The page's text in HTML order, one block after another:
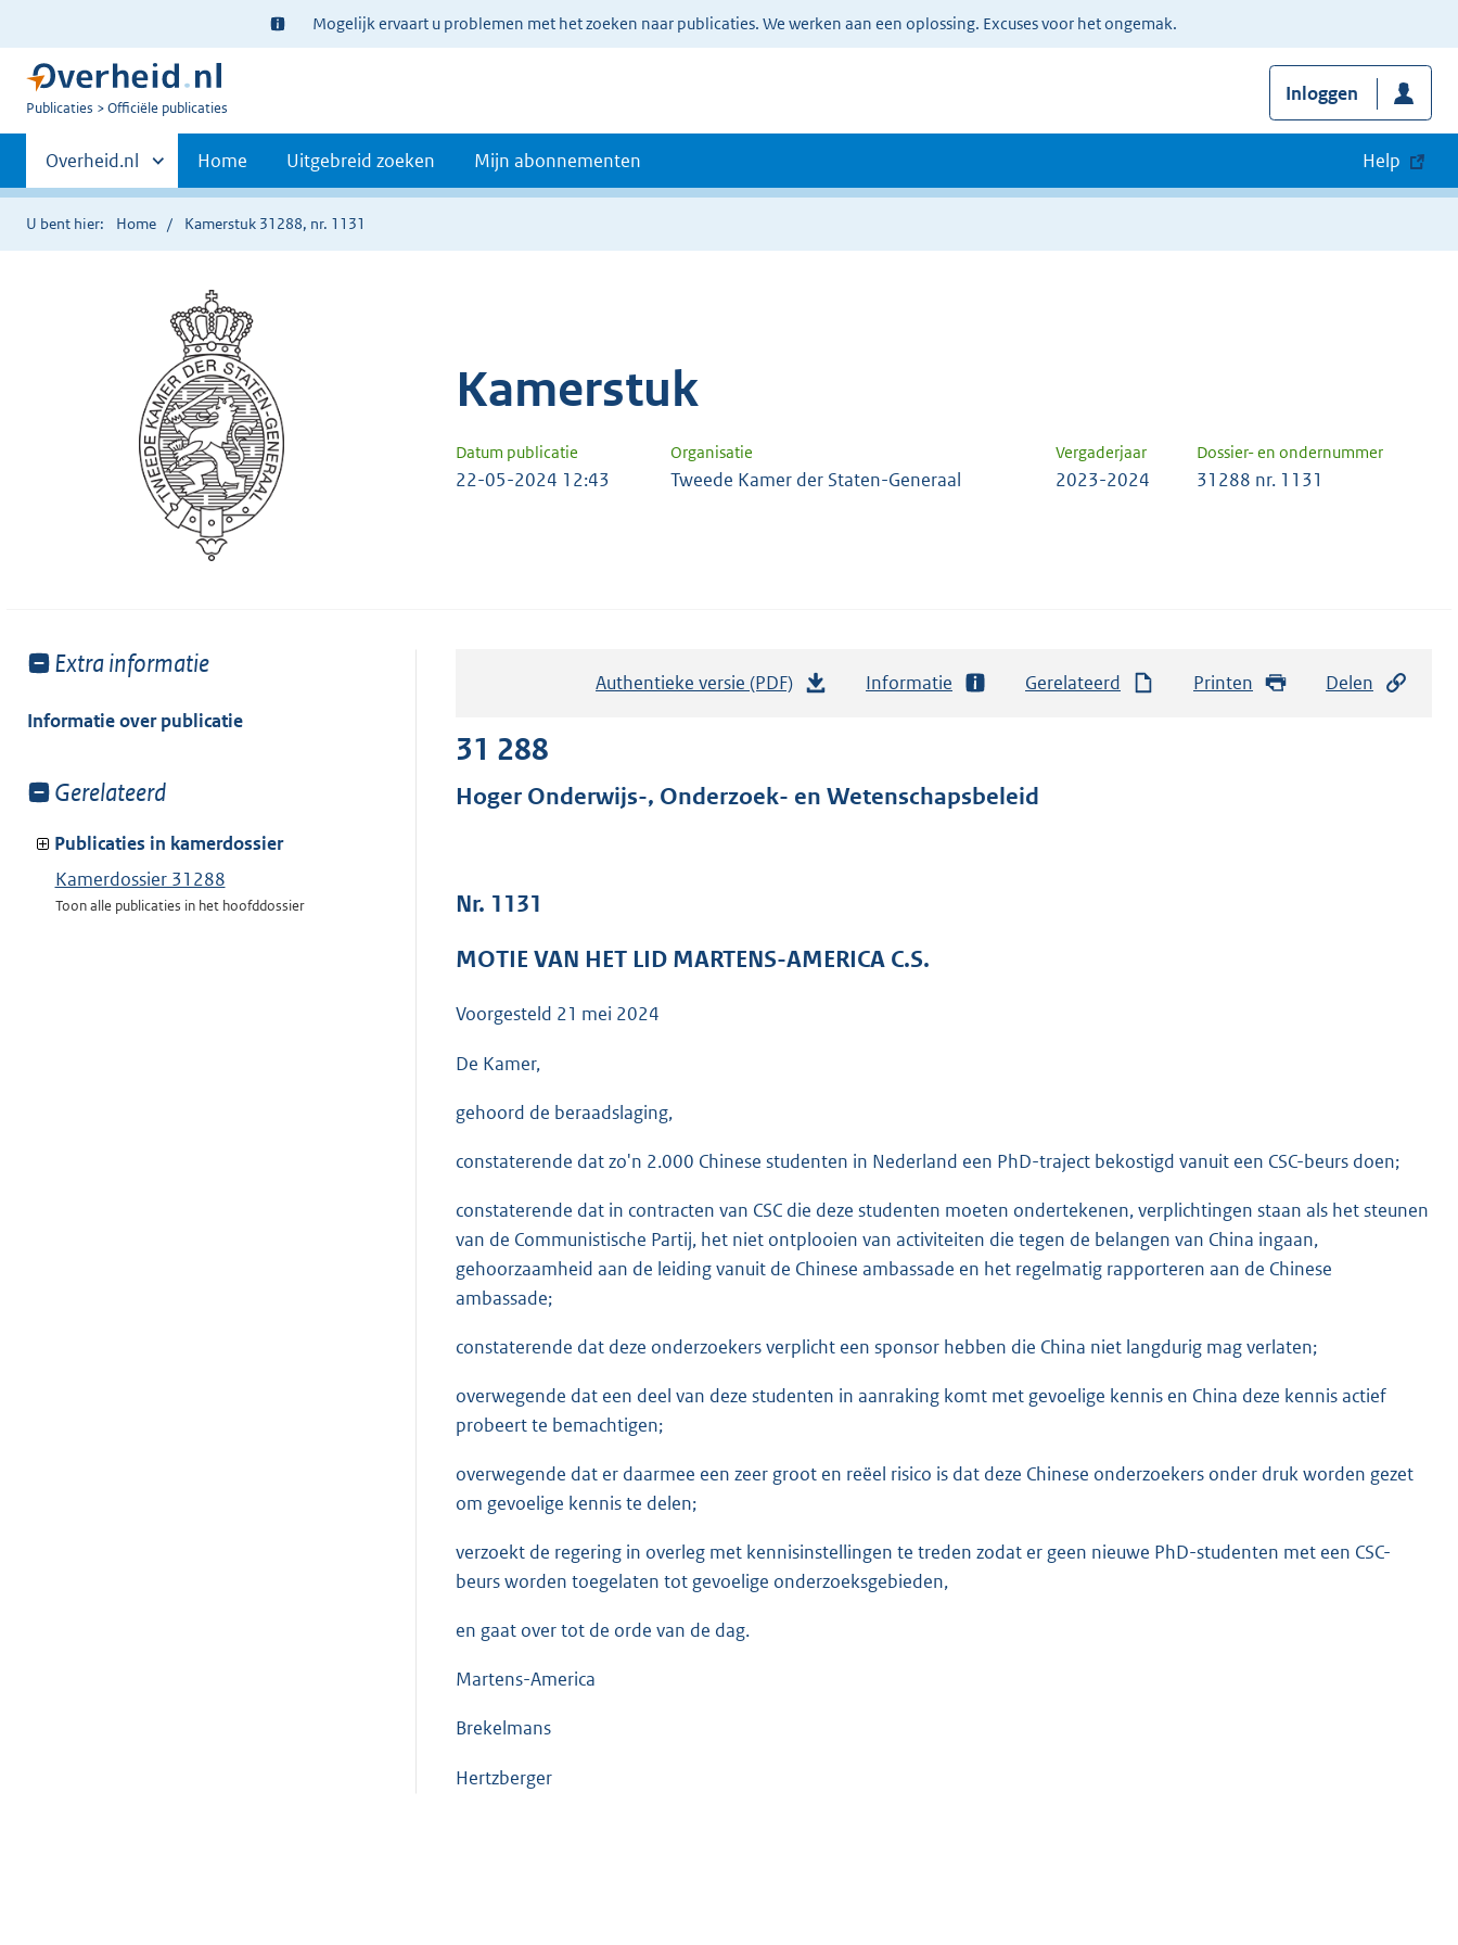
Ter
informatie:
Mogelijk ervaart u problemen met het zoeken naar publicaties. We werken aan een oplossing. Excuses voor het ongemak.
U
Publicaties Officiële publicaties
Inloggen
Primaire
navigatie
Andere
sites
binnen
Overheid.nl Home Uitgebreid zoeken Mijn abonnementen Help
U bent hier: Home Kamerstuk 31288, nr. 1131
Kamerstuk
Datum publicatie Organisatie Vergaderjaar Dossier- en ondernummer
22-05-2024 12:43 Tweede Kamer der Staten-Generaal 2023-2024 31288 nr. 1131
Toon
van:
Extra informatie
Informatie over publicatie
Toon
van:
Gerelateerd
Publicaties in kamerdossier
Kamerdossier 31288
Toon alle publicaties in het hoofddossier
Authentieke versie (PDF)
a
r
3
K
b
Informatie Gerelateerd Printen Delen
31 288
Hoger Onderwijs-, Onderzoek- en Wetenschapsbeleid
Nr. 1131
MOTIE VAN HET LID MARTENS-AMERICA C.S.
Voorgesteld 21 mei 2024
De Kamer,
gehoord de beraadslaging,
constaterende dat zo'n 2.000 Chinese studenten in Nederland een PhD-traject bekostigd vanuit een CSC-beurs doen;
constaterende dat in contracten van CSC die deze studenten moeten ondertekenen, verplichtingen staan als het steunen
van de Communistische Partij, het niet ontplooien van activiteiten die tegen de belangen van China ingaan,
gehoorzaamheid aan de leiding vanuit de Chinese ambassade en het regelmatig rapporteren aan de Chinese
ambassade;
constaterende dat deze onderzoekers verplicht een sponsor hebben die China niet langdurig mag verlaten;
overwegende dat een deel van deze studenten in aanraking komt met gevoelige kennis en China deze kennis actief
probeert te bemachtigen;
overwegende dat er daarmee een zeer groot en reëel risico is dat deze Chinese onderzoekers onder druk worden gezet
om gevoelige kennis te delen;
verzoekt de regering in overleg met kennisinstellingen te treden zodat er geen nieuwe PhD-studenten met een CSC-
beurs worden toegelaten tot gevoelige onderzoeksgebieden,
en gaat over tot de orde van de dag.
Martens-America
Brekelmans
Hertzberger